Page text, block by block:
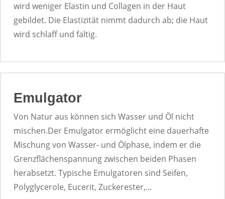
wird weniger Elastin und Collagen in der Haut
gebildet. Die Elastizität nimmt dadurch ab; die Haut
wird schlaff und faltig.
Emulgator
Von Natur aus können sich Wasser und Öl nicht
mischen.Der Emulgator ermöglicht eine dauerhafte
Mischung von Wasser- und Ölphase, indem er die
Grenzflächenspannung zwischen beiden Phasen
herabsetzt. Typische Emulgatoren sind Seifen,
Polyglycerole, Eucerit, Zuckerester,...